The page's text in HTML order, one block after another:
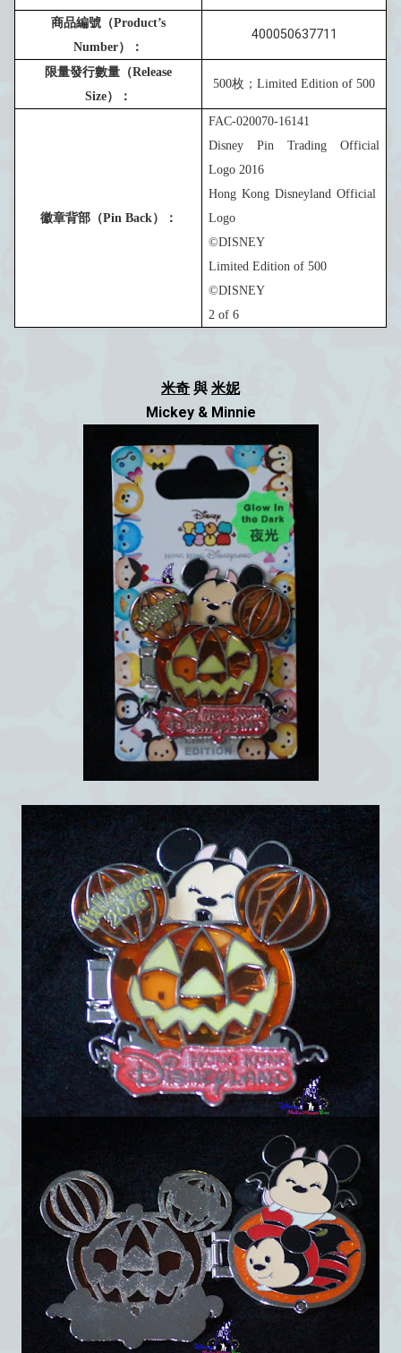
商品編號（Product’s
Number）：
400050637711
限量發行數量（Release
Size）：
500枚； Limited Edition of 500
徽章背部（Pin Back）：
FAC-020070-16141
Disney Pin Trading Official
Logo 2016
Hong Kong Disneyland Official
Logo
©DISNEY
Limited Edition of500
©DISNEY
2 of 6
米奇 與 米妮
Mickey & Minnie